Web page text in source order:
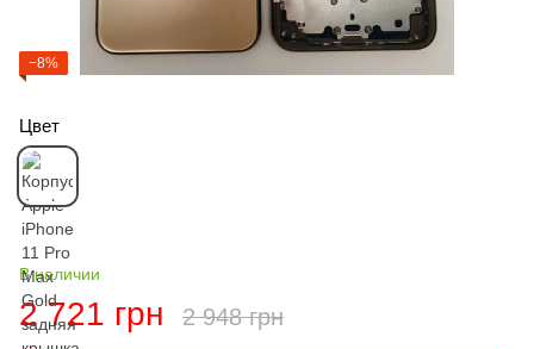
−8%
Цвет
В наличии
2 721 грн 2 948 грн